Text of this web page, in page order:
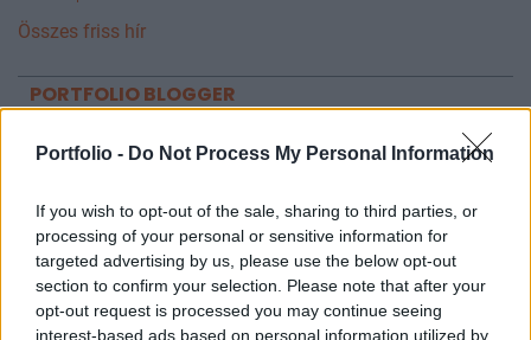
Portfolio - Do Not Process My Personal Information
If you wish to opt-out of the sale, sharing to third parties, or
processing of your personal or sensitive information for
targeted advertising by us, please use the below opt-out
section to confirm your selection. Please note that after your
opt-out request is processed you may continue seeing
interest-based ads based on personal information utilized by
Összes friss hír
PORTFOLIO BLOGGER
BANKMONITOR
UniCredit Bank
Augusztus 10-tól 2,89 százalékos kamat mellett kínálja az
Otthon Start hitelt az UniCredit Bank, ez jelentős
megtakarítást jelenthet a standard évi 3 százalékos
kamathoz képest. De arról sem s
RSM BLOG